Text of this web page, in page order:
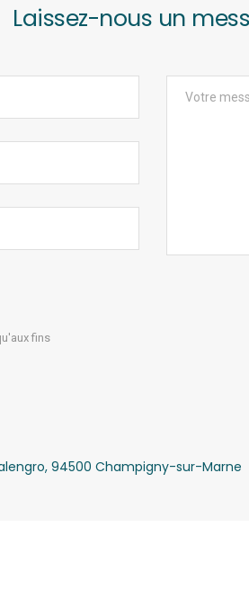
Laissez-nous un
fins
94500 Champigny-sur-Marne